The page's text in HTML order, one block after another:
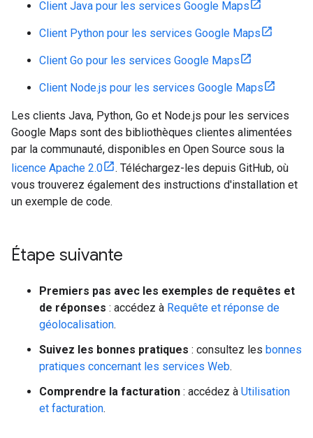
Client Java pour les services Google Maps
Client Python pour les services Google Maps
Client Go pour les services Google Maps
Client Node.js pour les services Google Maps
Les clients Java, Python, Go et Node.js pour les services
Google Maps sont des bibliothèques clientes alimentées
par la communauté, disponibles en Open Source sous la
licence Apache 2.0
. Téléchargez-les depuis GitHub, où
vous trouverez également des instructions d'installation et
un exemple de code.
Étape suivante
Premiers pas avec les exemples de requêtes et
de réponses : accédez à Requête et réponse de
géolocalisation.
Suivez les bonnes pratiques : consultez les bonnes
pratiques concernant les services Web.
Comprendre la facturation : accédez à Utilisation
et facturation.